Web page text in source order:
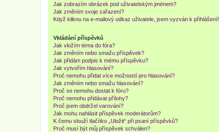
Jak zobrazím obrázek pod uživatelským jménem?
Jak změním svoje zařazení?
Když kliknu na e-mailový odkaz uživatele, jsem vyzván k přihlášení!
Vkládání příspěvků
Jak vložím téma do fóra?
Jak změním nebo smažu příspěvek?
Jak přidám podpis k mému příspěvku?
Jak vytvořím hlasování?
Proč nemohu přidat více možností pro hlasování?
Jak změním nebo smažu hlasování?
Proč se nemohu dostat k fóru?
Proč nemohu přidávat přílohy?
Proč jsem obdržel varování?
Jak mohu nahlásit příspěvek moderátorům?
K čemu slouží tlačítko „Uložit“ při psaní příspěvků?
Proč musí být můj příspěvek schválen?